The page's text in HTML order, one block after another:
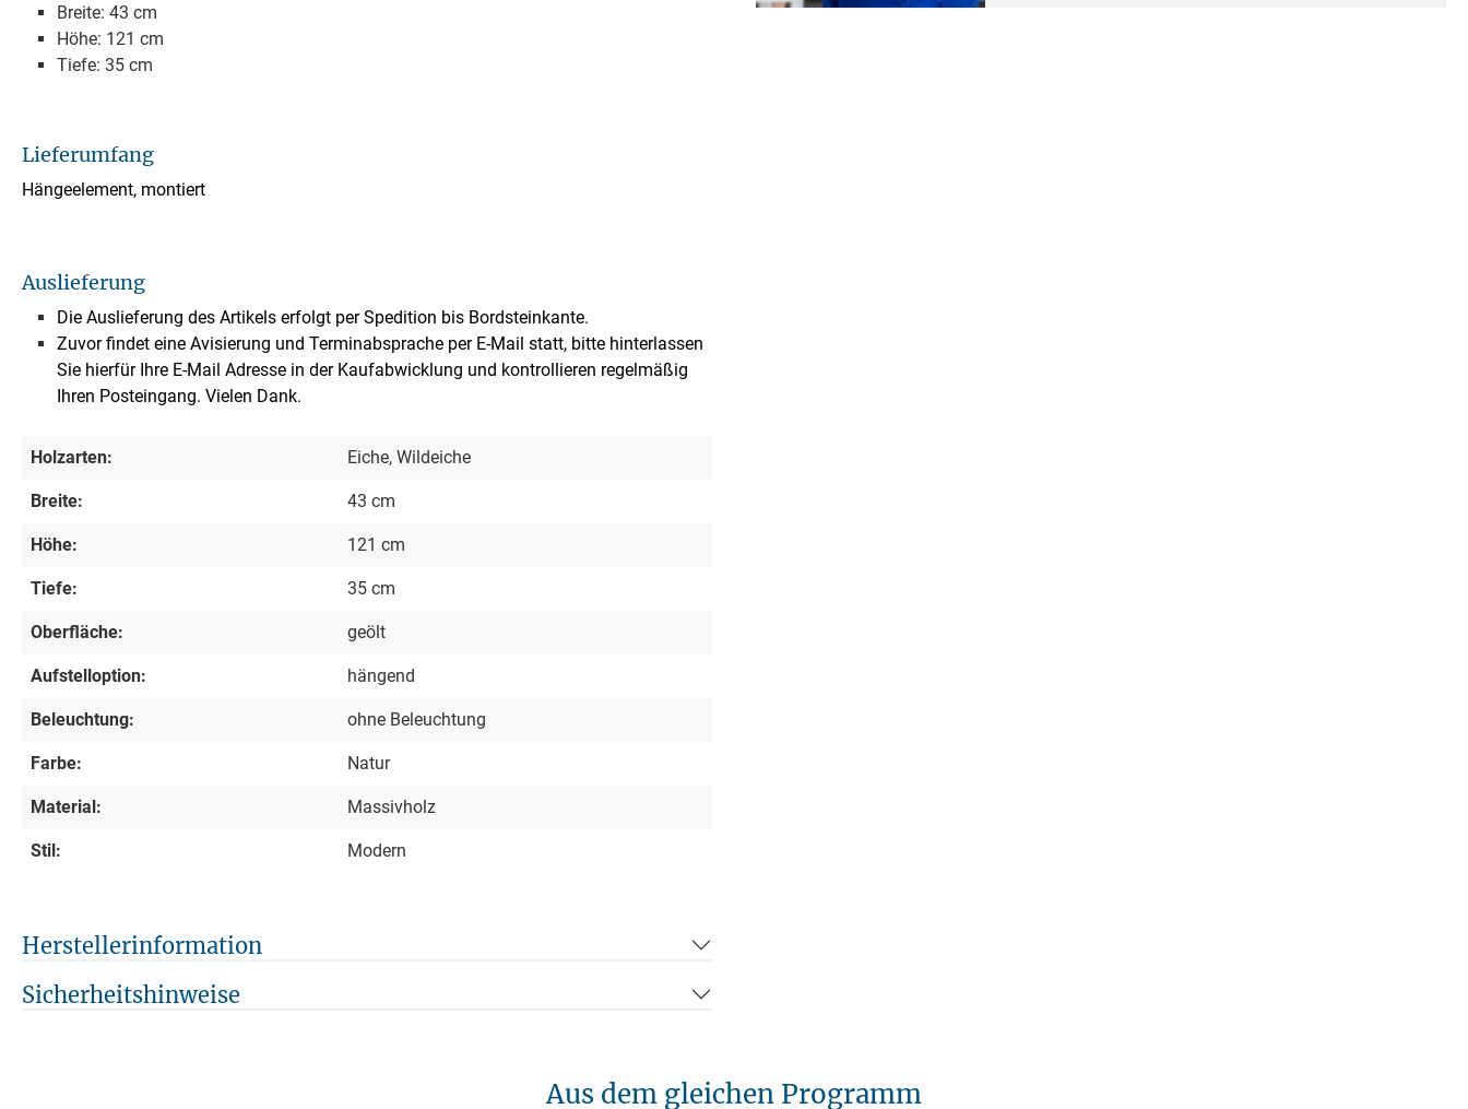
Breite: 43 cm
Höhe: 121 cm
Tiefe: 35 cm
Lieferumfang
Hängeelement, montiert
Auslieferung
Die Auslieferung des Artikels erfolgt per Spedition bis Bordsteinkante.
Zuvor findet eine Avisierung und Terminabsprache per E-Mail statt, bitte hinterlassen
Sie hierfür Ihre E-Mail Adresse in der Kaufabwicklung und kontrollieren regelmäßig
Ihren Posteingang. Vielen Dank.
Holzarten: Eiche, Wildeiche
Breite: 43 cm
Höhe: 121 cm
Tiefe: 35 cm
Oberfläche: geölt
Aufstelloption: hängend
Beleuchtung: ohne Beleuchtung
Farbe: Natur
Material: Massivholz
Stil: Modern
Herstellerinformation
Sicherheitshinweise
Aus dem gleichen Programm